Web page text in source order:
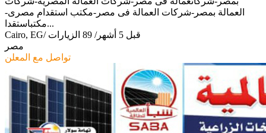
العمالة بمصر-شركات العمالة فى مصر-مكتب استقدام مصرى-
مكتباستقدا...
Cairo, EG/ قبل 5 أشهر / 89 الزيارات
مصر
تواصل مع المعلن